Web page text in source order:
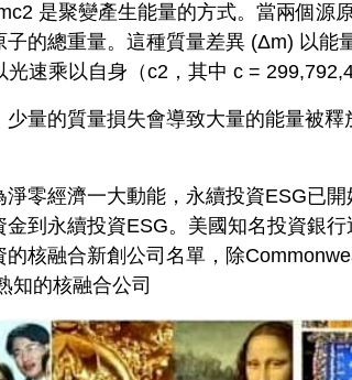
是聚變產生能量的方式。當兩個源
的總重量。這種質量差異 (Δm) 以能
速乘以自身（c2，其中 c =
量的質量損失會導致大量的能量被釋
零經濟一大動能，永續投資ESG已開
到永續投資ESG。美國知名投資銀行
核融合新創公司名單，除
知的核融合公司